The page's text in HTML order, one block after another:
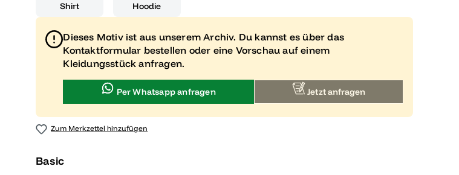
Shirt Hoodie
Dieses Motiv ist aus unserem Archiv. Du kannst es über das
Kontaktformular bestellen oder eine Vorschau auf einem
Kleidungsstück anfragen.
Per Whatsapp anfragen Jetzt anfragen
Zum Merkzettel hinzufügen
Basic